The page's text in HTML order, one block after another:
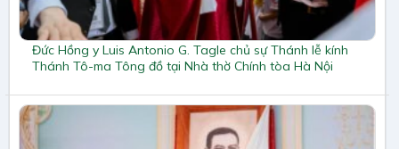
Đức Hồng y Luis Antonio G. Tagle chủ sự Thánh lễ kính
Thánh Tô-ma Tông đồ tại Nhà thờ Chính tòa Hà Nội